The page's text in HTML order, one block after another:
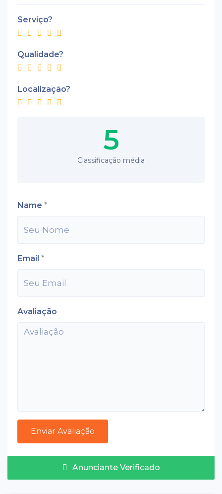
Serviço?
Qualidade?
Localização?
5
Classificação média
Name *
Email *
Avaliação
Anunciante Verificado